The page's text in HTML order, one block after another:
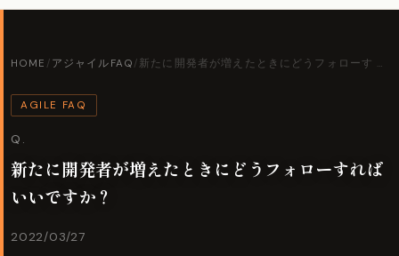
HOME / アジャイルFAQ /新たに開発者が増えたときにどうフォローす …
AGILE FAQ
Q.
新たに開発者が増えたときにどうフォローすれば
いいですか？
2022/03/27